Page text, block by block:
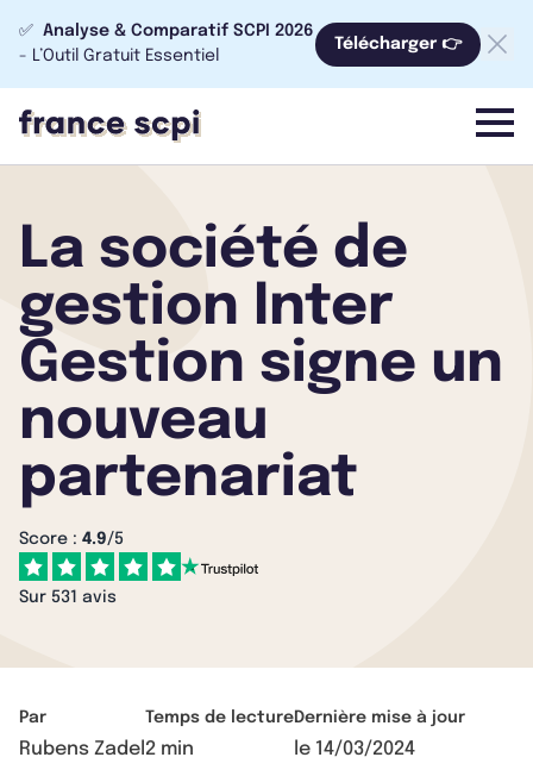
✅ Analyse & Comparatif SCPI 2026
- L’Outil Gratuit Essentiel
Télécharger 👉
menu
La société de
gestion Inter
Gestion signe un
nouveau
partenariat
Score : 4.9/5
Sur 531 avis
Par
Rubens Zadel
Temps de lecture
2 min
Dernière mise à jour
le 14/03/2024